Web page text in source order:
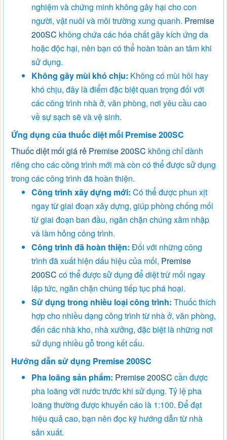
nghiệm và chứng minh không gây hại cho con
người, vật nuôi và môi trường xung quanh. Premise
200SC không chứa các hóa chất gây kích ứng da
hoặc độc hại, nên bạn có thể hoàn toàn an tâm khi
sử dụng.
Không gây mùi khó chịu: Không có mùi hôi hay
khó chịu, đây là điểm đặc biệt quan trọng đối với
các công trình nhà ở, văn phòng, nơi yêu cầu cao
về sự sạch sẽ và vệ sinh.
Ứng dụng của thuốc diệt mối Premise 200SC
Thuốc diệt mối giá rẻ Premise 200SC không chỉ dành
riêng cho các công trình mới mà còn có thể được sử dụng
trong các công trình đã hoàn thiện.
Công trình xây dựng mới: Có thể được phun xịt
ngay từ giai đoạn xây dựng, giúp phòng chống mối
từ giai đoạn ban đầu, ngăn chặn chúng xâm nhập
và làm hỏng công trình.
Công trình đã hoàn thiện: Đối với những công
trình đã xuất hiện dấu hiệu của mối, Premise
200SC có thể được sử dụng để diệt trừ mối ngay
lập tức, ngăn chặn chúng tiếp tục phá hoại.
Sử dụng trong nhiều loại công trình: Thuốc thích
hợp cho nhiều dạng công trình từ nhà ở, văn phòng,
đến các nhà kho, nhà xưởng, đặc biệt là những nơi
sử dụng nhiều gỗ trong kết cấu.
Hướng dẫn sử dụng Premise 200SC
Pha loãng sản phẩm: Premise 200SC cần được
pha loãng với nước trước khi sử dụng. Tỷ lệ pha
loãng thường được khuyến cáo là 1:100. Để đạt
hiệu quả cao, bạn nên đọc kỹ hướng dẫn từ nhà
sản xuất.